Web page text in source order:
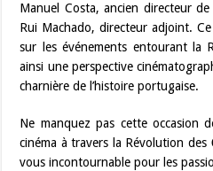
Manuel Costa, ancien directeur
Rui Machado, directeur adjoint.
sur les événements entourant la
ainsi une perspective
charnière de l’histoire portugaise.
Ne manquez pas cette occasion
cinéma à travers la Révolution
vous incontournable pour les